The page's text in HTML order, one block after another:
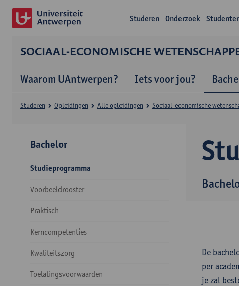
Studeren Onderzoek
SOCIAAL-ECONOMISCHE
Waarom UAntwerpen? Iets voor jou?
Studeren Opleidingen Alle opleidingen Sociaal-economische
Bachelor
Studieprogramma
Voorbeeldrooster
Praktisch
Kerncompetenties
Kwaliteitszorg
Toelatingsvoorwaarden
De
per
je zal